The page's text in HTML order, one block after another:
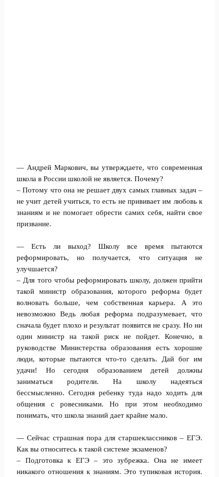
— Андрей Маркович, вы утверждаете, что современная
школа в России школой не является. Почему?
– Потому что она не решает двух самых главных задач –
не учит детей учиться, то есть не прививает им любовь к
знаниям и не помогает обрести самих себя, найти свое
призвание.
— Есть ли выход? Школу все время пытаются
реформировать, но получается, что ситуация не
улучшается?
– Для того чтобы реформировать школу, должен прийти
такой министр образования, которого реформа будет
волновать больше, чем собственная карьера. А это
невозможно Ведь любая реформа подразумевает, что
сначала будет плохо и результат появится не сразу. Но ни
один министр на такой риск не пойдет. Конечно, в
руководстве Министерства образования есть хорошие
люди, которые пытаются что-то сделать. Дай бог им
удачи! Но сегодня образованием детей должны
заниматься родители. На школу надеяться
бессмысленно. Сегодня ребенку туда надо ходить для
общения с ровесниками. Но при этом необходимо
понимать, что школа знаний дает крайне мало.
— Сейчас страшная пора для старшеклассников – ЕГЭ.
Как вы относитесь к такой системе экзаменов?
– Подготовка к ЕГЭ – это зубрежка. Она не имеет
никакого отношения к знаниям. Это тупиковая история.